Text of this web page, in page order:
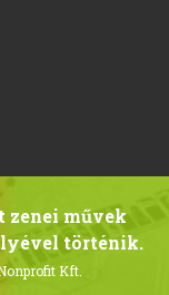
zenei művek
történik.
Kft.